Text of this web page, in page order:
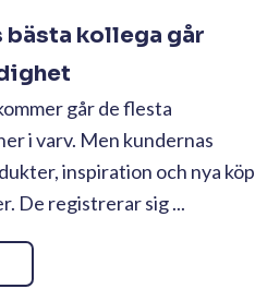
bästa kollega går
går de flesta
i varv. Men kundernas
inspiration och nya köp
De registrerar sig ...